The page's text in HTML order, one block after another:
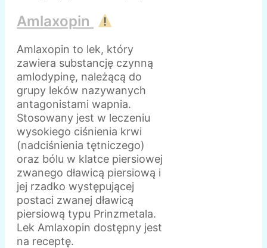
Amlaxopin
Amlaxopin to lek, który
zawiera substancję czynną
amlodypinę, należącą do
grupy leków nazywanych
antagonistami wapnia.
Stosowany jest w leczeniu
wysokiego ciśnienia krwi
(nadciśnienia tętniczego)
oraz bólu w klatce piersiowej
zwanego dławicą piersiową i
jej rzadko występującej
postaci zwanej dławicą
piersiową typu Prinzmetala.
Lek Amlaxopin dostępny jest
na receptę.